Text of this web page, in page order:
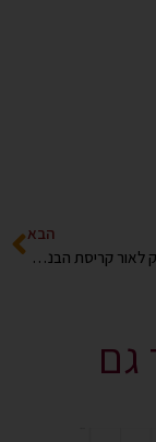
הבא
עדכון מצב השוק לאור קריסת הבנקים בארה”ב
גם